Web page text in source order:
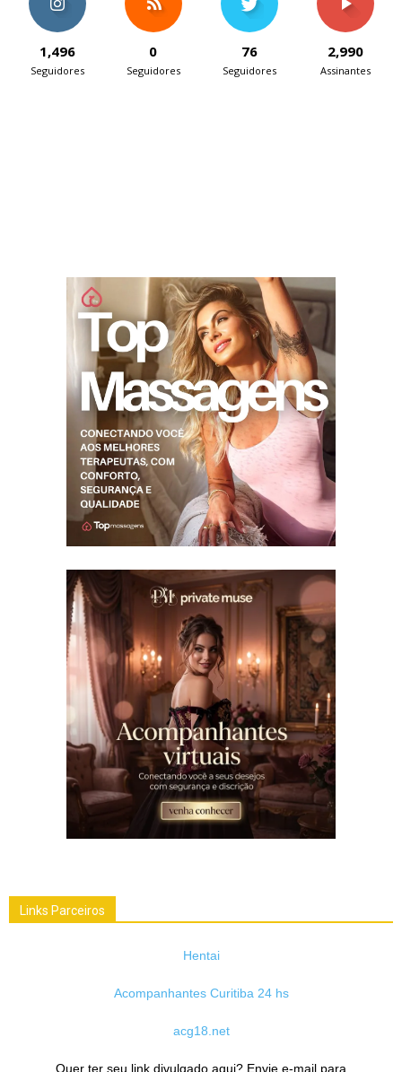
1,496
Seguidores
0
Seguidores
76
Seguidores
2,990
Assinantes
Links Parceiros
Hentai
Acompanhantes Curitiba 24 hs
acg18.net
Quer ter seu link divulgado aqui? Envie e-mail para